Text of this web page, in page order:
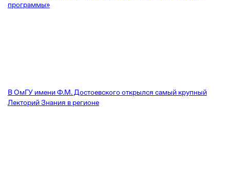
программы»
В ОмГУ имени Ф.М. Достоевского открылся самый крупный
Лекторий Знания в регионе